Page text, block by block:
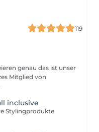
119
unser
Mitglied von
inclusive
Stylingprodukte